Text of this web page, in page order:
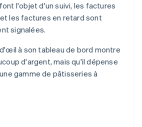
l'objet d'un suivi, les factures
les factures en retard sont
signalées.
à son tableau de bord montre
d'argent, mais qu'il dépense
gamme de pâtisseries à